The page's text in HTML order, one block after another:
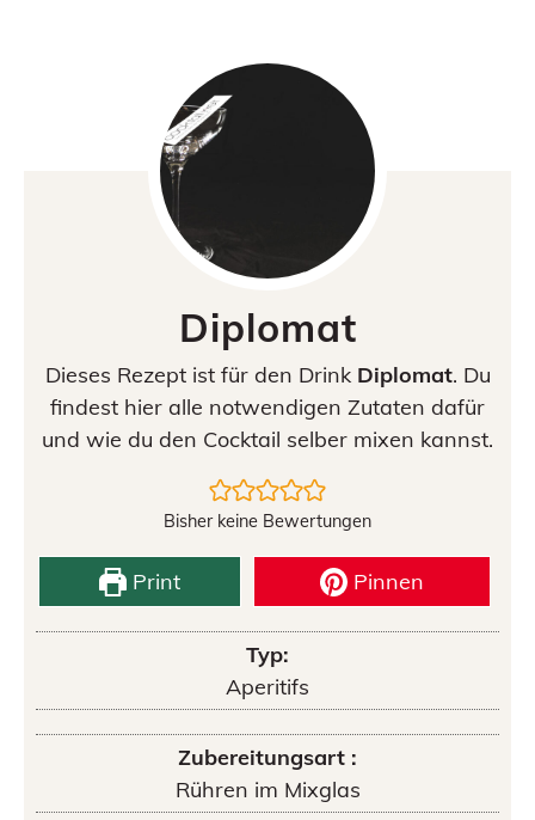
Diplomat
Dieses Rezept ist für den Drink Diplomat. Du
findest hier alle notwendigen Zutaten dafür
und wie du den Cocktail selber mixen kannst.
Bisher keine Bewertungen
Print Pinnen
Typ:
Aperitifs
Zubereitungsart :
Rühren im Mixglas